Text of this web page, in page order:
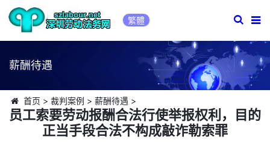
繁體
薪酬待遇
首页 > 裁判案例 > 薪酬待遇 >
员工索要劳动报酬合法行使举报权利，目的
正当手段合法不构成敲诈勒索罪